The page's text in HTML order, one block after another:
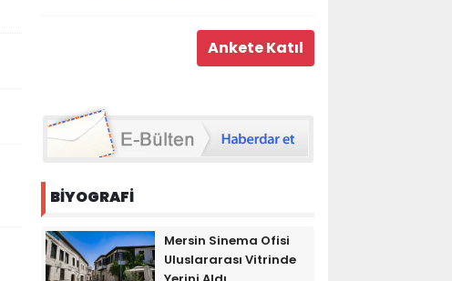
BİYOGRAFİ
Mersin Sinema Ofisi
Uluslararası Vitrinde